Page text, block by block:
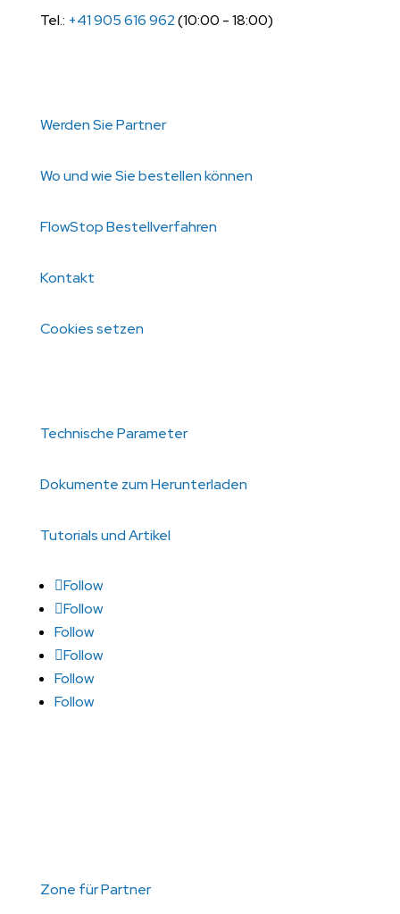
Tel.: +41 905 616 962(10:00 - 18:00)
Werden Sie Partner
Wo und wie Sie bestellen können
FlowStop Bestellverfahren
Kontakt
Cookies setzen
Technische Parameter
Dokumente zum Herunterladen
Tutorials und Artikel
Follow
Follow
Follow
Follow
Follow
Follow
Zone für Partner